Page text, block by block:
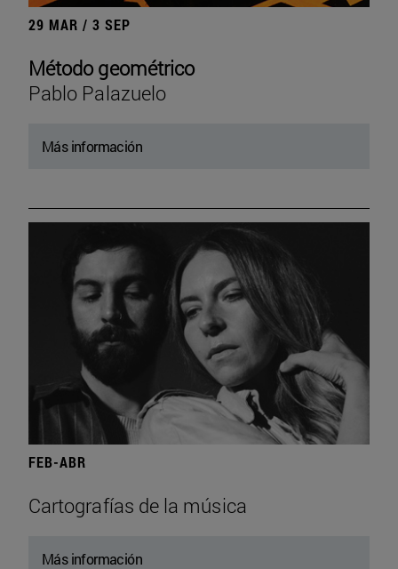
29 MAR / 3 SEP
Método geométrico
Pablo Palazuelo
Más información
FEB-ABR
Cartografías de la música
Más información